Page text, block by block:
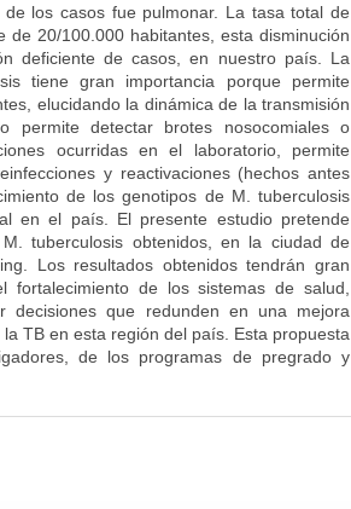
los casos fue pulmonar. La tasa total de
20/100.000 habitantes, esta disminución
deficiente de casos, en nuestro país. La
tiene gran importancia porque permite
elucidando la dinámica de la transmisión
permite detectar brotes nosocomiales o
ocurridas en el laboratorio, permite
y reactivaciones (hechos antes
de los genotipos de M. tuberculosis
en el país. El presente estudio pretende
tuberculosis obtenidos, en la ciudad de
Los resultados obtenidos tendrán gran
de los sistemas de salud,
decisiones que redunden en una mejora
TB en esta región del país. Esta propuesta
de los programas de pregrado y